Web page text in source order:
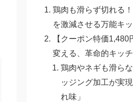
鶏肉も滑らず切れる
を激減させる万能キ
【クーポン特価
変える、革命的キッ
鶏肉やネギも滑ら
ッジング加工が実
れ味」